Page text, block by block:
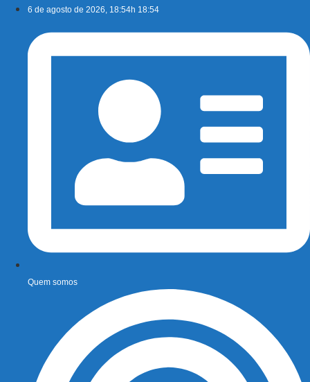
conteúdo
6 de agosto de 2026, 18:54h 18:54
Quem somos